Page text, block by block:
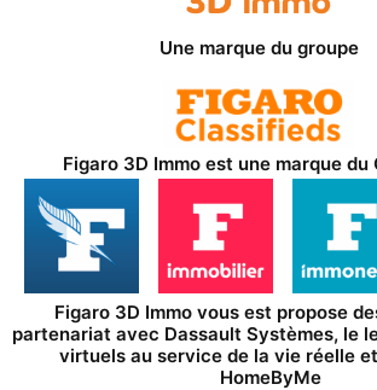
Une marque du groupe
Figaro 3D Immo est une marque du
Figaro 3D Immo vous est propose
partenariat avec Dassault Systèmes, le
virtuels au service de la vie réelle
HomeByMe